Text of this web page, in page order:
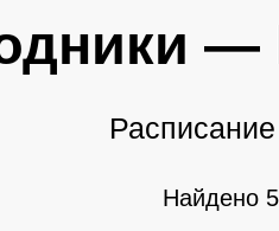
—
Найдено